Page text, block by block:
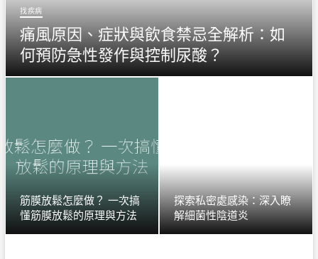
找疾病
痛風原因、症狀與飲食禁忌全解析：如
何預防急性發作與控制尿酸？
筋膜放鬆怎麼做？ 一次搞
懂筋膜放鬆的原理與方法
探索私密處感染：深入瞭
解細菌性陰道炎